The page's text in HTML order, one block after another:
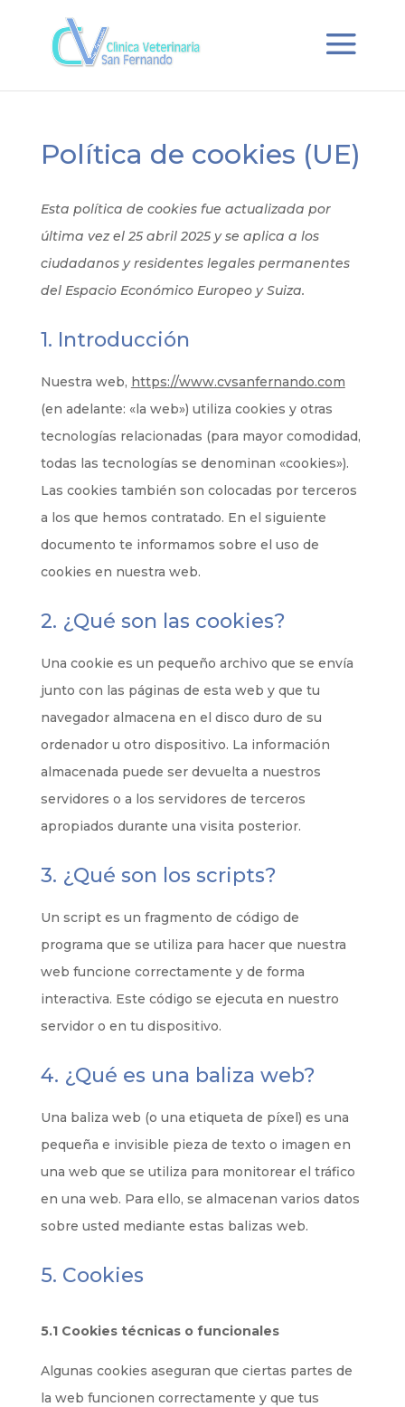
Política de cookies (UE)
Esta política de cookies fue actualizada por
última vez el 25 abril 2025 y se aplica a los
ciudadanos y residentes legales permanentes
del Espacio Económico Europeo y Suiza.
1. Introducción
Nuestra web, https://www.cvsanfernando.com
(en adelante: «la web») utiliza cookies y otras
tecnologías relacionadas (para mayor comodidad,
todas las tecnologías se denominan «cookies»).
Las cookies también son colocadas por terceros
a los que hemos contratado. En el siguiente
documento te informamos sobre el uso de
cookies en nuestra web.
2. ¿Qué son las cookies?
Una cookie es un pequeño archivo que se envía
junto con las páginas de esta web y que tu
navegador almacena en el disco duro de su
ordenador u otro dispositivo. La información
almacenada puede ser devuelta a nuestros
servidores o a los servidores de terceros
apropiados durante una visita posterior.
3. ¿Qué son los scripts?
Un script es un fragmento de código de
programa que se utiliza para hacer que nuestra
web funcione correctamente y de forma
interactiva. Este código se ejecuta en nuestro
servidor o en tu dispositivo.
4. ¿Qué es una baliza web?
Una baliza web (o una etiqueta de píxel) es una
pequeña e invisible pieza de texto o imagen en
una web que se utiliza para monitorear el tráfico
en una web. Para ello, se almacenan varios datos
sobre usted mediante estas balizas web.
5. Cookies
5.1 Cookies técnicas o funcionales
Algunas cookies aseguran que ciertas partes de
la web funcionen correctamente y que tus